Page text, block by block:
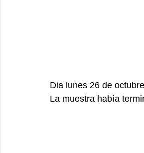
Dia lunes 26 de
La muestra había